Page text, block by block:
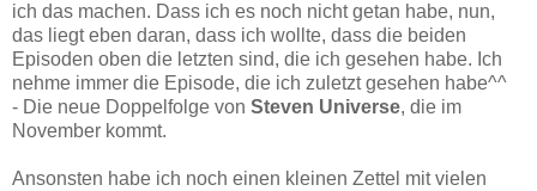
ich das machen. Dass ich es noch nicht getan habe, nun,
das liegt eben daran, dass ich wollte, dass die beiden
Episoden oben die letzten sind, die ich gesehen habe. Ich
nehme immer die Episode, die ich zuletzt gesehen habe^^
- Die neue Doppelfolge von Steven Universe, die im
November kommt.
Ansonsten habe ich noch einen kleinen Zettel mit vielen